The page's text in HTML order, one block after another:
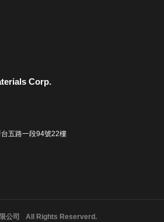
Corp.
五路一段94號22樓
公司 All Rights Reserverd.